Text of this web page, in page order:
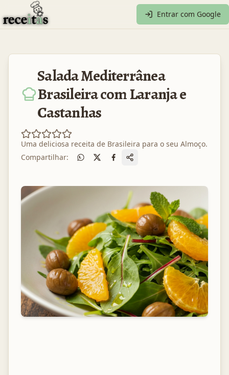
Entrar com Google
Salada Mediterrânea
Brasileira com Laranja e
Castanhas
Uma deliciosa receita de Brasileira para o seu Almoço.
Compartilhar: